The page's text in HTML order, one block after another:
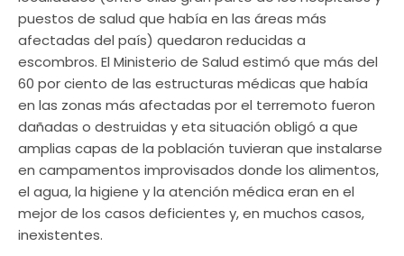
puestos de salud que había en las áreas más
afectadas del país) quedaron reducidas a
escombros. El Ministerio de Salud estimó que más del
60 por ciento de las estructuras médicas que había
en las zonas más afectadas por el terremoto fueron
dañadas o destruidas y eta situación obligó a que
amplias capas de la población tuvieran que instalarse
en campamentos improvisados donde los alimentos,
el agua, la higiene y la atención médica eran en el
mejor de los casos deficientes y, en muchos casos,
inexistentes.